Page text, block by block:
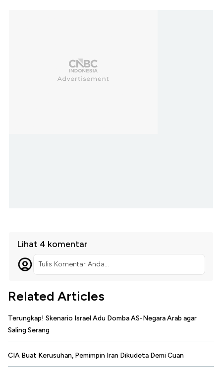
Lihat 4 komentar
Tulis Komentar Anda...
Related Articles
Terungkap! Skenario Israel Adu Domba AS-Negara Arab agar
Saling Serang
CIA Buat Kerusuhan, Pemimpin Iran Dikudeta Demi Cuan